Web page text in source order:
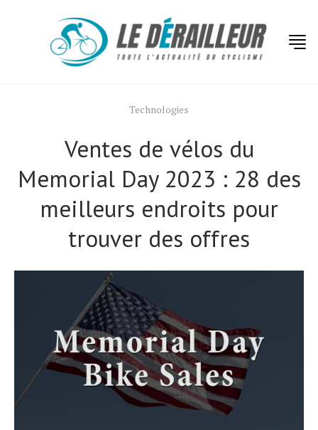
Technologies
Ventes de vélos du
Memorial Day 2023 : 28 des
meilleurs endroits pour
trouver des offres
Technologies
Tests de produits
Conseils